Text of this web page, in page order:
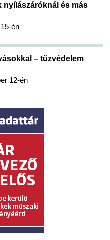
nyílászáróknál és más
én
– tűzvédelem
12-én